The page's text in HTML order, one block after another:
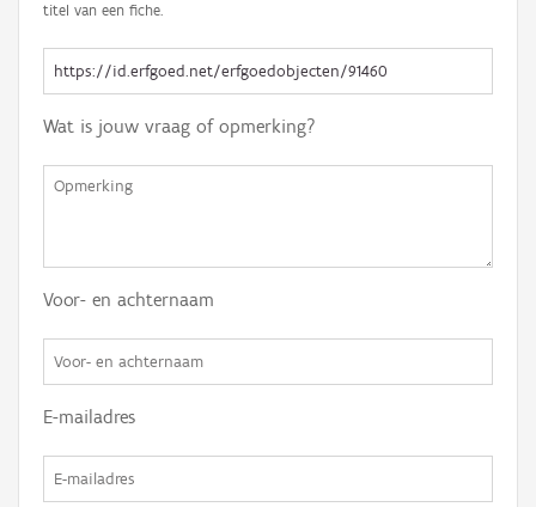
titel van een fiche.
Wat is jouw vraag of opmerking?
Voor- en achternaam
E-mailadres